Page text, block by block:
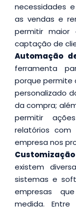
necessidades
as vendas e
permitir maior
captação de
Automação
ferramenta
porque
personalizado
da compra;
permitir
relatórios com
empresa nos
existem
sistemas e
empresas
medida.